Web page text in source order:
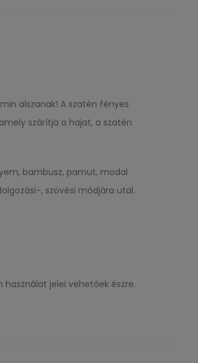
alszanak! A szatén fényes
szárítja a hajat, a szatén
bambusz, pamut, modal
, szövési módjára utal.
jelei vehetőek észre.